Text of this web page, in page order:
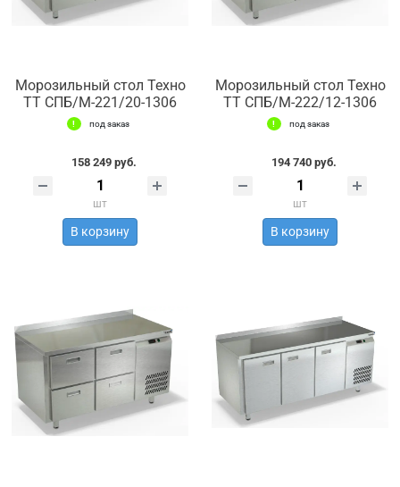
Морозильный стол Техно
ТТ СПБ/М-221/20-1306
под заказ
158 249 руб.
шт
В корзину
Морозильный стол Техно
ТТ СПБ/М-222/12-1306
под заказ
194 740 руб.
шт
В корзину